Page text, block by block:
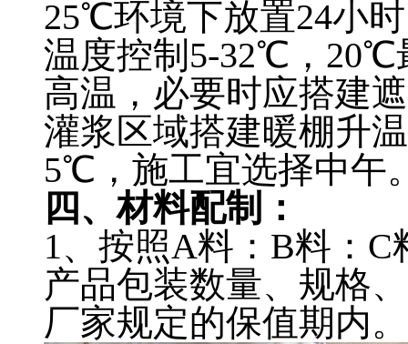
25℃环境下放置24小
温度控制5-32℃，20℃
高温，必要时应搭建
灌浆区域搭建暖棚升
5℃，施工宜选择中午
四、材料配制：
1、按照A料：B料：
产品包装数量、规格
厂家规定的保值期内。